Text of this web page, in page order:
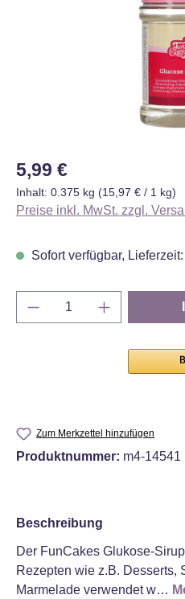
Regulärer Preis:
5,99 €
Inhalt: 0.375 kg (15,97 € / 1 kg)
Preise inkl. MwSt. zzgl.
Sofort verfügbar,
Produkt Anzahl:
Zum Merkzettel hinzufügen
Produktnummer: m4-14541
Beschreibung
Der FunCakes Glukose-
Rezepten wie z.B. Desserts,
Marmelade verwendet w…